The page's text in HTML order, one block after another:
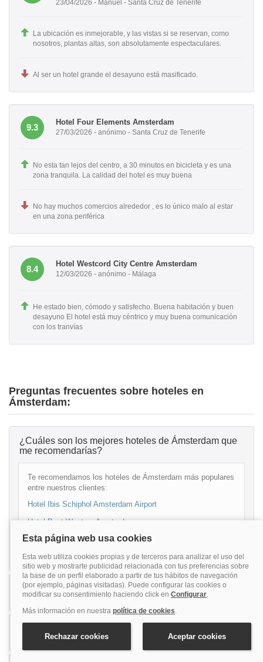
23/04/2026 - Manuel - Santa Cruz de Tenerife
La ubicación es inmejorable, y las vistas si se reservan, como
nosotros, plantas altas, son absolutamente espectaculares.
Al ser un hotel grande el desayuno está masificado.
9.3
Hotel Four Elements Amsterdam
27/03/2026 - anónimo - Santa Cruz de Tenerife
No esta tan lejos del centro, a 30 minutos en bicicleta y es una
zona tranquila. La calidad del hotel es muy buena
No hay muchos comercios alrededor , es lo único malo al estar
en una zona periférica
8.4
Hotel Westcord City Centre Amsterdam
12/03/2026 - anónimo - Málaga
He estado bien, cómodo y satisfecho. Buena habitación y buen
desayuno El hotel está muy céntrico y muy buena comunicación
con los tranvías
Preguntas frecuentes sobre hoteles en
Ámsterdam:
¿Cuáles son los mejores hoteles de Ámsterdam que
me recomendarías?
Te recomendamos los hoteles de Ámsterdam más populares
entre nuestros clientes:
Hotel Ibis Schiphol Amsterdam Airport
Hotel Best Western Amsterdam
Hotel Mövenpick Amsterdam City Centre
¿Cuáles son los mejores hoteles de Ámsterdam
recomendados para parejas?
recomendados para familias?